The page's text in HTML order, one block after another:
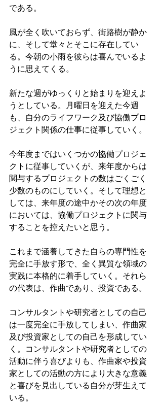
である。
風が全く吹いておらず、街路樹が静か
に、そして堂々とそこに存在してい
る。今朝の小雨を彼らは喜んでいるよ
うに思えてくる。
新たな週がゆっくりと始まりを迎えよ
うとしている。月曜日を迎えた今週
も、自分のライフワーク及び協働プロ
ジェクト関係の仕事に従事していく。
今年度まではいくつかの協働プロジェ
クトに従事していくが、来年度からは
関与するプロジェクトの数はごくごく
少数のものにしていく。そして理想と
しては、来年度の途中かその次の年度
においては、協働プロジェクトに関与
することを控えたいと思う。
これまで涵養してきた自らの専門性を
完全に手放す形で、全く異質な領域の
実践に本格的に着手していく。それら
の代表は、作曲であり、投資である。
コンサルタントや研究者としての自己
は一度完全に手放してしまい、作曲家
及び投資家としての自己を形成してい
く。コンサルタントや研究者としての
活動に伴う喜びよりも、作曲家や投資
家としての活動の方により大きな意義
と喜びを見出している自分が芽生えて
いる。